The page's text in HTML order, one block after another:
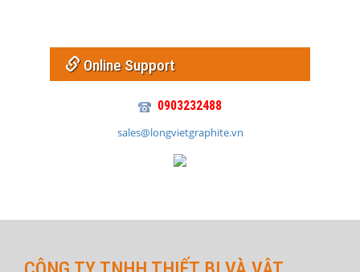
Online Support
0903232488
sales@longvietgraphite.vn